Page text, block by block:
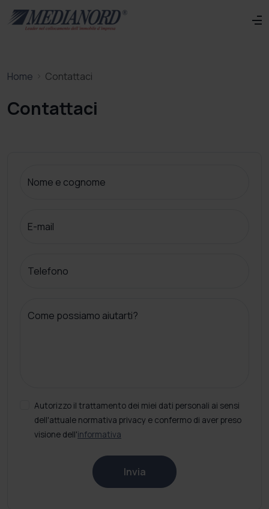
Home Contattaci
Contattaci
Nome e cognome
E-mail
Telefono
Come possiamo aiutarti?
Autorizzo il trattamento dei miei dati personali ai sensi
dell'attuale normativa privacy e confermo di aver preso
visione dell'informativa
Invia